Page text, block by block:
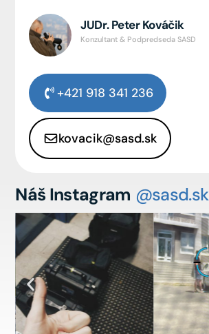
JUDr. Peter Kováčik
Konzultant & Podpredseda SASD
+421 918 341 236
kovacik@sasd.sk
Náš Instagram @sasd.sk